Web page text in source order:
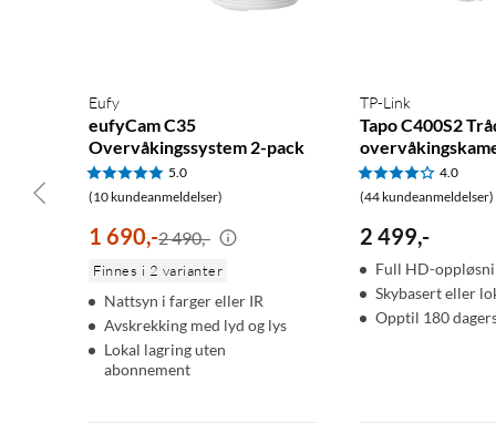
høyttaler lar deg snakke med besøkende, og en sirene på 97 dB
Utendørsbruk året rundt
Kameraene har IP65-klasse og tåler regn, snø og støv i
til ruteren via 5 GHz wifi eller nettverkskabel.
Smart hjem-integrasjon
Systemet fungerer med Google Home, Amazon Alexa,
Show eller Chromecast med stemmen og koble kameraene
Eufy
eufyCam C35
Overvåkingssystem 2-pack
5.0
(10 kundeanmeldelser)
1 690,-2 490,-
Finnes i 2 varianter
Nattsyn i farger eller IR
Avskrekking med lyd og lys
Lokal lagring uten
abonnement
TP-Link
Tapo C400S2
4.0
(44 kundeanmeldelser)
2 499,-
Full HD-
Skybasert eller
Opptil 180